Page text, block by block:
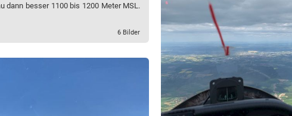
dann besser 1100 bis 1200 Meter MSL.
6 Bilder